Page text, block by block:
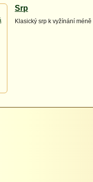
Srp
Klasický srp k vyžínání